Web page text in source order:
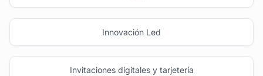
Innovación Led
Invitaciones digitales y tarjetería